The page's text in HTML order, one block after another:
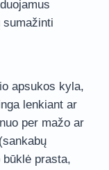
sumažinti
apsukos kyla,
lenkiant ar
per mažo ar
prasta,